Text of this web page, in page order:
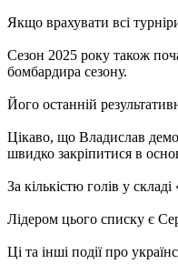
Якщо врахувати всі
Сезон 2025 року також
бомбардира сезону.
Його останній
Цікаво, що Владислав
швидко закріпитися в
За кількістю голів у
Лідером цього списку є
Ці та інші події про